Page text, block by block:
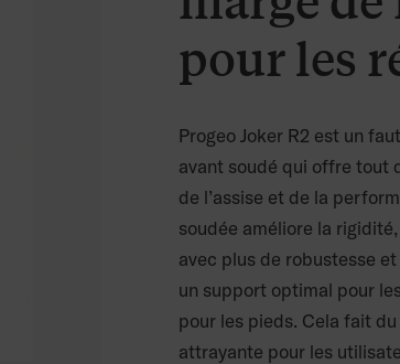
pour les
Progeo Joker R2 est un
avant soudé qui offre tout
de l’assise et de la
soudée améliore la
avec plus de robustesse
un support optimal pour
pour les pieds. Cela fait
attrayante pour les